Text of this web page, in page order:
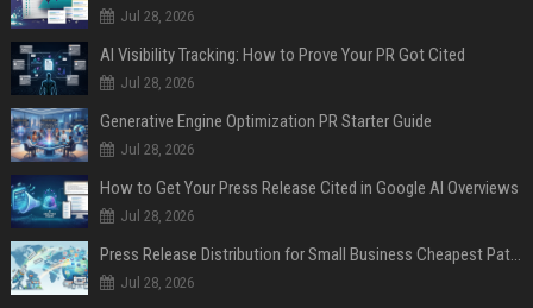
Jul 28, 2026
AI Visibility Tracking: How to Prove Your PR Got Cited
Jul 28, 2026
Generative Engine Optimization PR Starter Guide
Jul 28, 2026
How to Get Your Press Release Cited in Google AI Overviews
Jul 28, 2026
Press Release Distribution for Small Business Cheapest Path to Real Coverage
Jul 28, 2026